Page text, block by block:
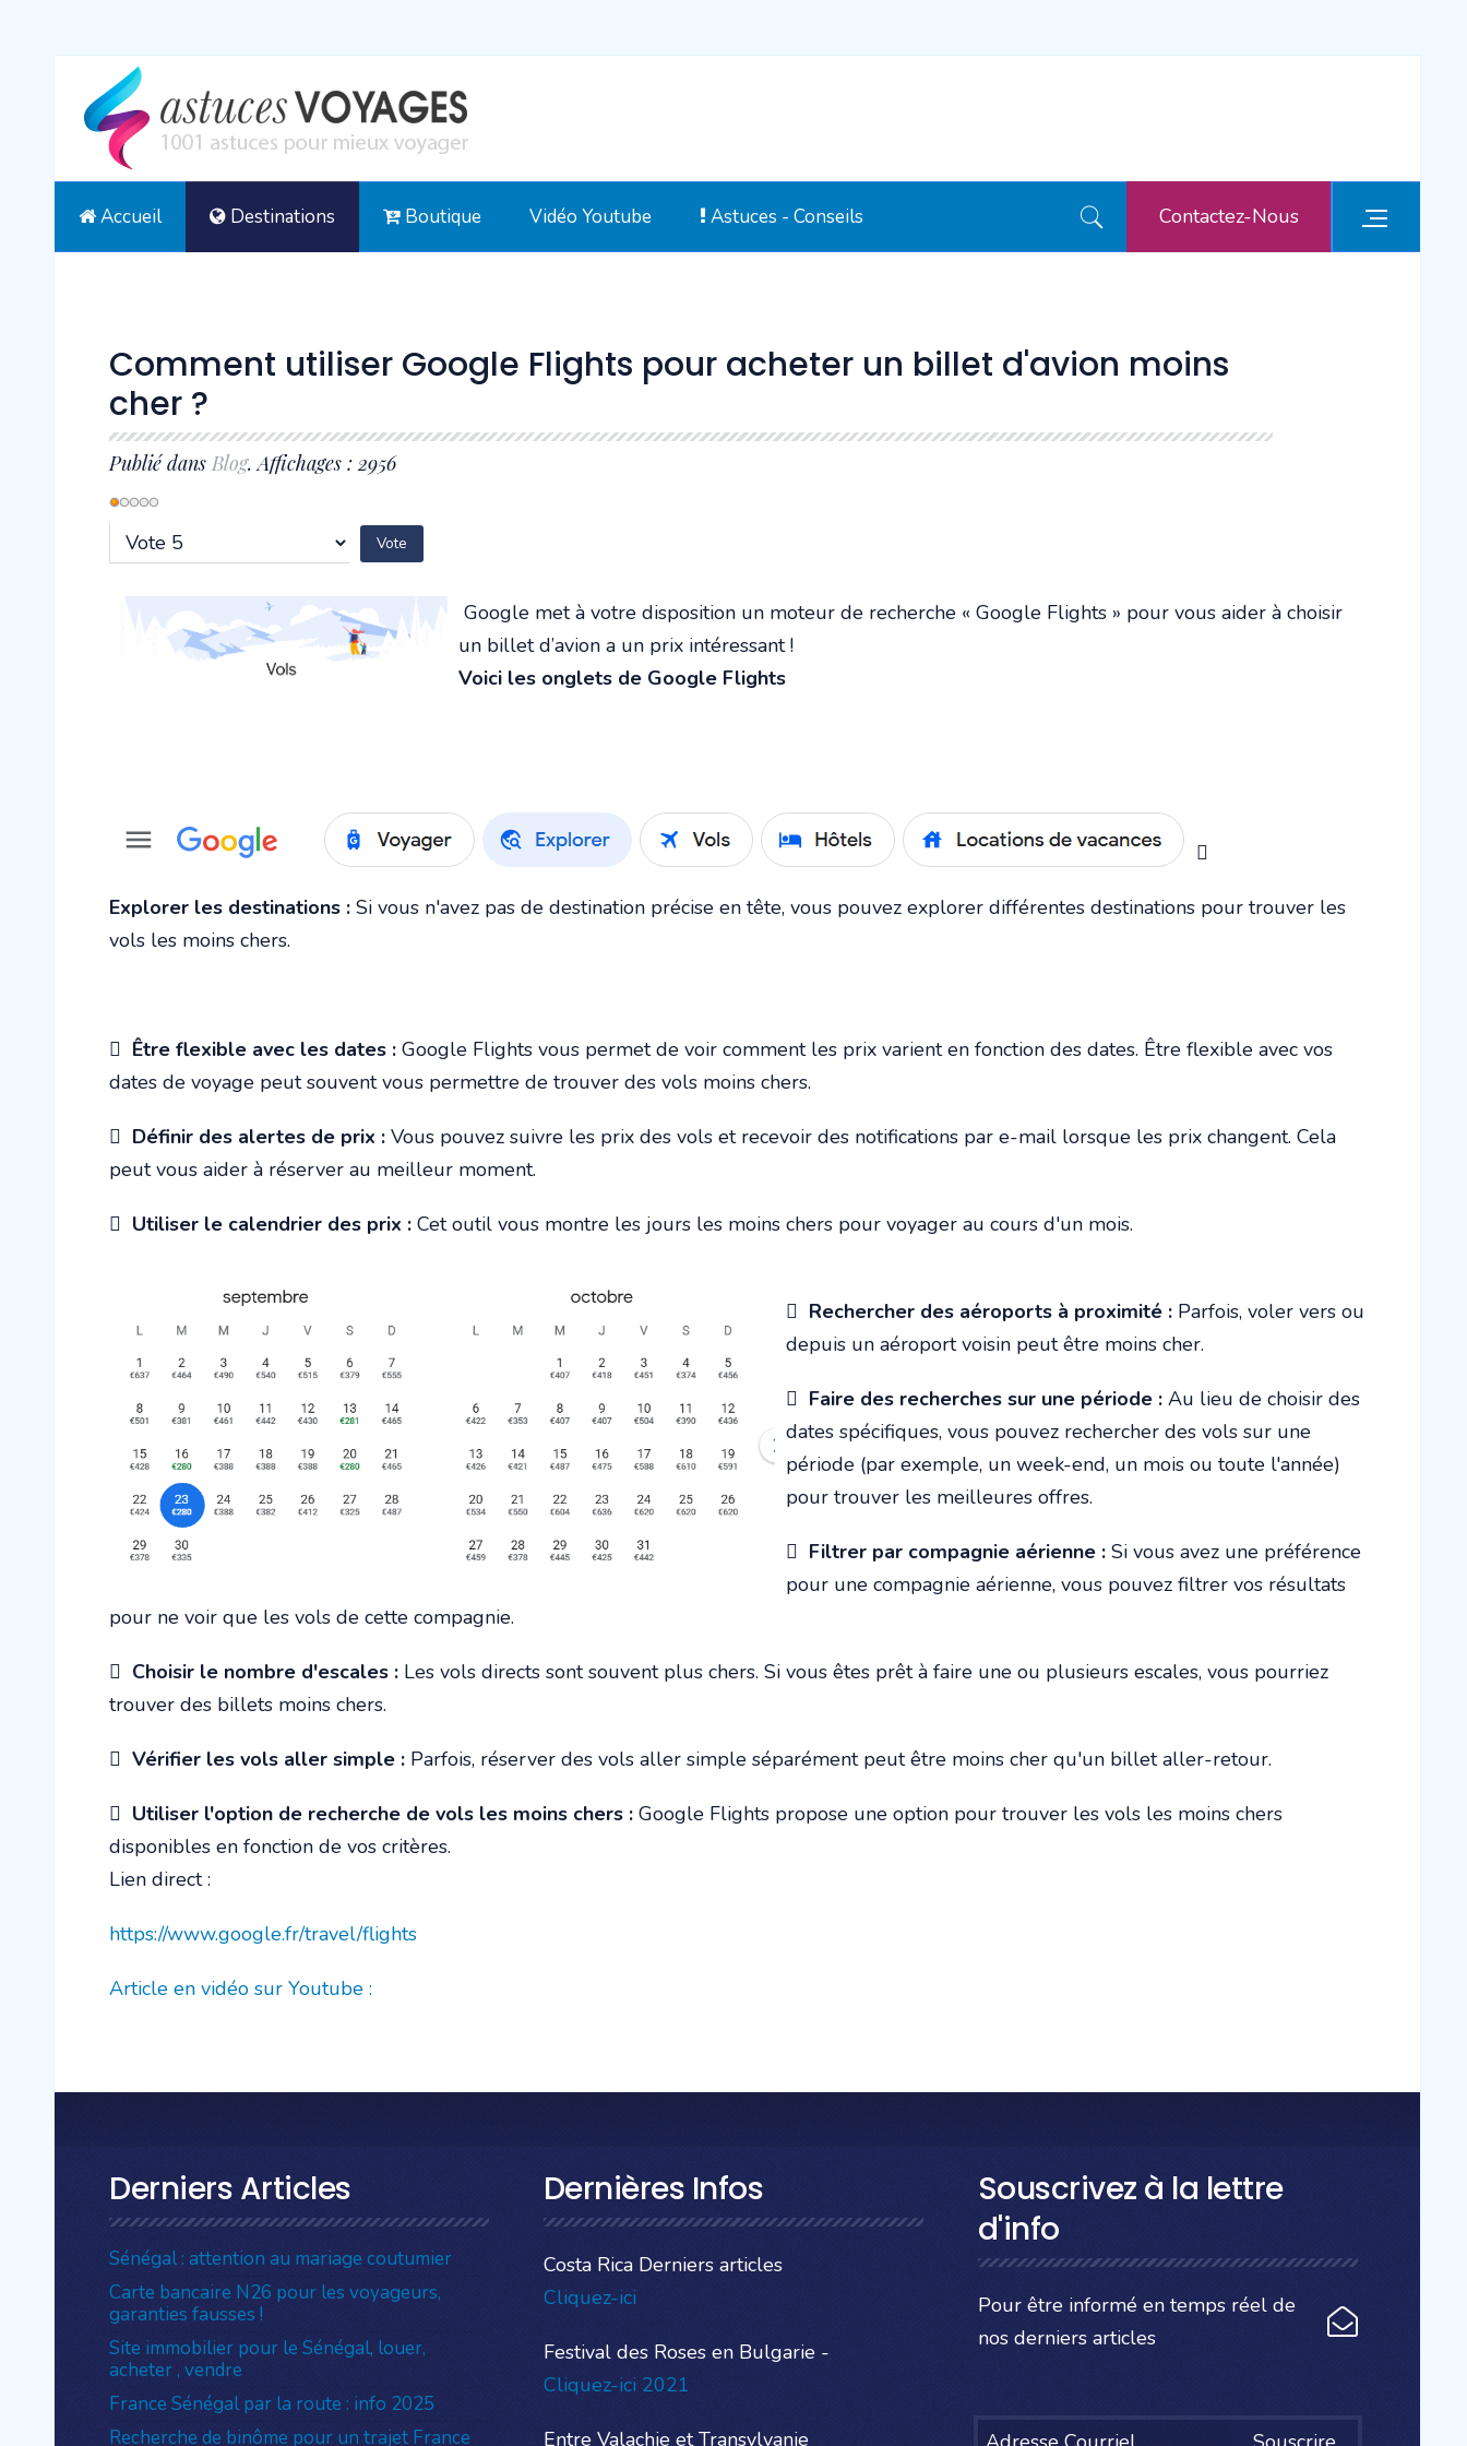
Accueil Destinations Boutique Vidéo Youtube Astuces - Conseils Contactez-Nous
Comment utiliser Google Flights pour acheter un billet d'avion moins
cher ?
Publié dans Blog. Affichages : 2956
Vote
utilisateur:
Veuillez
voter
Google met à votre disposition un moteur de recherche « Google Flights » pour vous aider à choisir
un billet d’avion a un prix intéressant !
Voici les onglets de Google Flights

Explorer les destinations : Si vous n'avez pas de destination précise en tête, vous pouvez explorer différentes destinations pour trouver les
vols les moins chers.
 Être flexible avec les dates : Google Flights vous permet de voir comment les prix varient en fonction des dates. Être flexible avec vos
dates de voyage peut souvent vous permettre de trouver des vols moins chers.
 Définir des alertes de prix : Vous pouvez suivre les prix des vols et recevoir des notifications par e-mail lorsque les prix changent. Cela
peut vous aider à réserver au meilleur moment.
 Utiliser le calendrier des prix : Cet outil vous montre les jours les moins chers pour voyager au cours d'un mois.
 Rechercher des aéroports à proximité : Parfois, voler vers ou
depuis un aéroport voisin peut être moins cher.
 Faire des recherches sur une période : Au lieu de choisir des
dates spécifiques, vous pouvez rechercher des vols sur une
période (par exemple, un week-end, un mois ou toute l'année)
pour trouver les meilleures offres.
 Filtrer par compagnie aérienne : Si vous avez une préférence
pour une compagnie aérienne, vous pouvez filtrer vos résultats
pour ne voir que les vols de cette compagnie.
 Choisir le nombre d'escales : Les vols directs sont souvent plus chers. Si vous êtes prêt à faire une ou plusieurs escales, vous pourriez
trouver des billets moins chers.
 Vérifier les vols aller simple : Parfois, réserver des vols aller simple séparément peut être moins cher qu'un billet aller-retour.
 Utiliser l'option de recherche de vols les moins chers : Google Flights propose une option pour trouver les vols les moins chers
disponibles en fonction de vos critères.
Lien direct :
https://www.google.fr/travel/flights
Article en vidéo sur Youtube :
Derniers Articles
Sénégal : attention au mariage coutumier
Carte bancaire N26 pour les voyageurs,
garanties fausses !
Site immobilier pour le Sénégal, louer,
acheter , vendre
France Sénégal par la route : info 2025
Recherche de binôme pour un trajet France
Dernières Infos
Costa Rica Derniers articles
Cliquez-ici
Festival des Roses en Bulgarie -
Cliquez-ici 2021
Entre Valachie et Transylvanie
Souscrivez à la lettre
d'info
Pour être informé en temps réel de
nos derniers articles